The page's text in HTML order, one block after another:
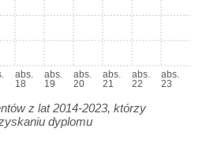
abs.
18
abs.
19
abs.
20
abs.
21
abs.
22
abs.
23
z lat 2014-2023, którzy
dyplomu